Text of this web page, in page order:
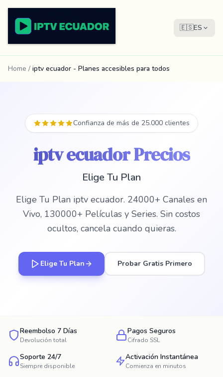
🇪🇸ES
Home / iptv ecuador - Planes accesibles para todos
Confianza de más de 25.000 clientes
iptv ecuador Precios
Elige Tu Plan
Elige Tu Plan iptv ecuador. 24000+ Canales en
Vivo, 130000+ Películas y Series. Sin costos
ocultos, cancela cuando quieras.
Elige Tu Plan Probar Gratis Primero
Reembolso 7 Días
Devolución total
Pagos Seguros
Cifrado SSL
Soporte 24/7
Siempre disponible
Activación Instantánea
Comienza en minutos